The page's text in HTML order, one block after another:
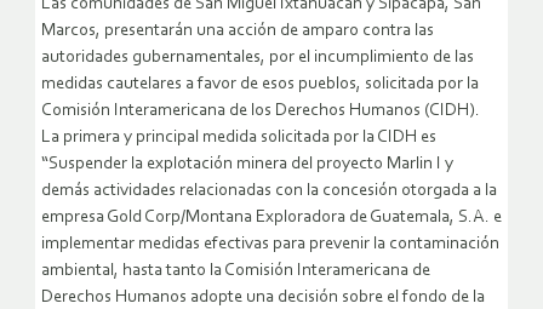
Las comunidades de San Miguel Ixtahuacán y Sipacapa, San
Marcos, presentarán una acción de amparo contra las
autoridades gubernamentales, por el incumplimiento de las
medidas cautelares a favor de esos pueblos, solicitada por la
Comisión Interamericana de los Derechos Humanos (CIDH).
La primera y principal medida solicitada por la CIDH es
“Suspender la explotación minera del proyecto Marlin I y
demás actividades relacionadas con la concesión otorgada a la
empresa Gold Corp/Montana Exploradora de Guatemala, S.A. e
implementar medidas efectivas para prevenir la contaminación
ambiental, hasta tanto la Comisión Interamericana de
Derechos Humanos adopte una decisión sobre el fondo de la